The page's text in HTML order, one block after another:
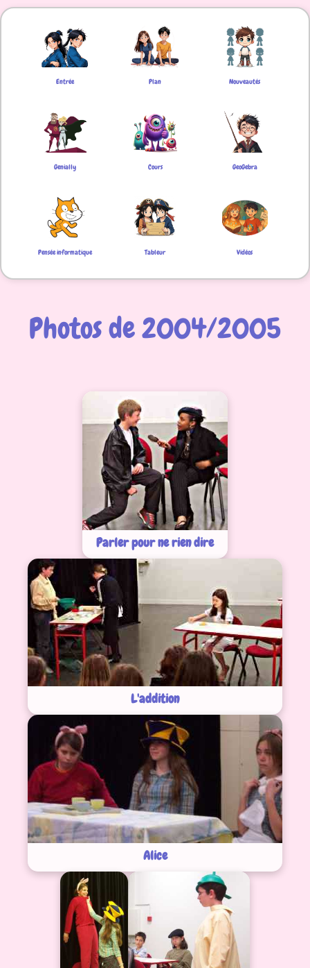
Entrée Plan Nouveautés
Genially Cours GeoGebra
Pensée informatique Tableur Vidéos
Photos de 2004/2005
Parler pour ne rien dire
L'addition
Alice